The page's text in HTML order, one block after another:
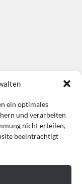
ein optimales
und verarbeiten
nicht erteilen,
beeinträchtigt
Datenschutz